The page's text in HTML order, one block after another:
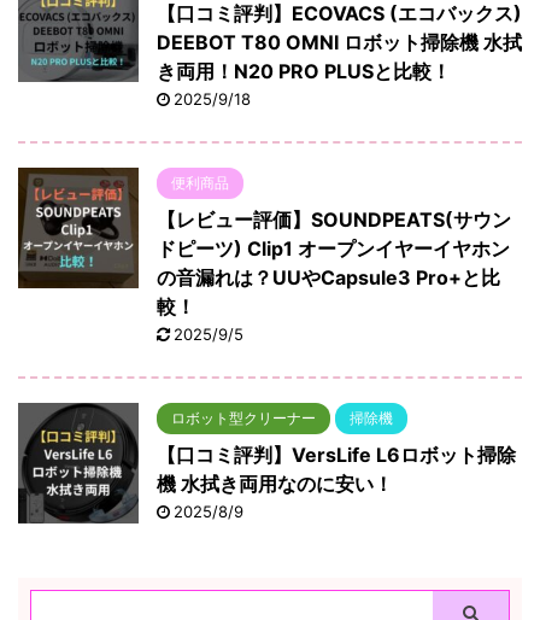
【口コミ評判】ECOVACS (エコバックス)
DEEBOT T80 OMNI ロボット掃除機 水拭
き両用！N20 PRO PLUSと比較！
2025/9/18
便利商品
【レビュー評価】SOUNDPEATS(サウン
ドピーツ) Clip1 オープンイヤーイヤホン
の音漏れは？UUやCapsule3 Pro+と比
較！
2025/9/5
ロボット型クリーナー 掃除機
【口コミ評判】VersLife L6ロボット掃除
機 水拭き両用なのに安い！
2025/8/9